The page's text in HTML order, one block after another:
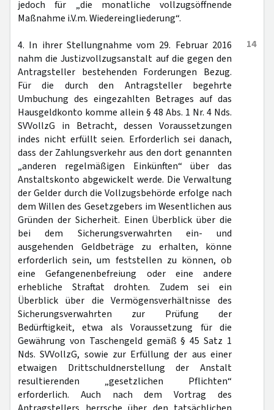
jedoch für „die monatliche vollzugsöffnende
Maßnahme i.V.m. Wiedereingliederung“.
14
4. In ihrer Stellungnahme vom 29. Februar 2016
nahm die Justizvollzugsanstalt auf die gegen den
Antragsteller bestehenden Forderungen Bezug.
Für die durch den Antragsteller begehrte
Umbuchung des eingezahlten Betrages auf das
Hausgeldkonto komme allein § 48 Abs. 1 Nr. 4 Nds.
SVVollzG in Betracht, dessen Voraussetzungen
indes nicht erfüllt seien. Erforderlich sei danach,
dass der Zahlungsverkehr aus den dort genannten
„anderen regelmäßigen Einkünften“ über das
Anstaltskonto abgewickelt werde. Die Verwaltung
der Gelder durch die Vollzugsbehörde erfolge nach
dem Willen des Gesetzgebers im Wesentlichen aus
Gründen der Sicherheit. Einen Überblick über die
bei dem Sicherungsverwahrten ein- und
ausgehenden Geldbeträge zu erhalten, könne
erforderlich sein, um feststellen zu können, ob
eine Gefangenenbefreiung oder eine andere
erhebliche Straftat drohten. Zudem sei ein
Überblick über die Vermögensverhältnisse des
Sicherungsverwahrten zur Prüfung der
Bedürftigkeit, etwa als Voraussetzung für die
Gewährung von Taschengeld gemäß § 45 Satz 1
Nds. SVVollzG, sowie zur Erfüllung der aus einer
etwaigen Drittschuldnerstellung der Anstalt
resultierenden „gesetzlichen Pflichten“
erforderlich. Auch nach dem Vortrag des